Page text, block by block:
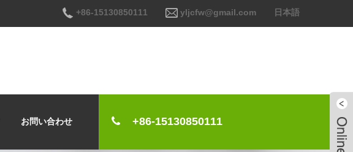
+86-15130850111 yljcfw@gmail.com 日本語
お問い合わせ +86-15130850111